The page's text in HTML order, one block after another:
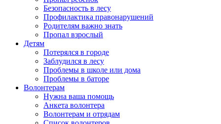
Безопасность в лесу
Профилактика правонарушений
Родителям важно знать
Пропал взрослый
Детям
Потерялся в городе
Заблудился в лесу
Проблемы в школе или дома
Проблемы в баторе
Волонтерам
Нужна ваша помощь
Анкета волонтера
Волонтерам и отрядам